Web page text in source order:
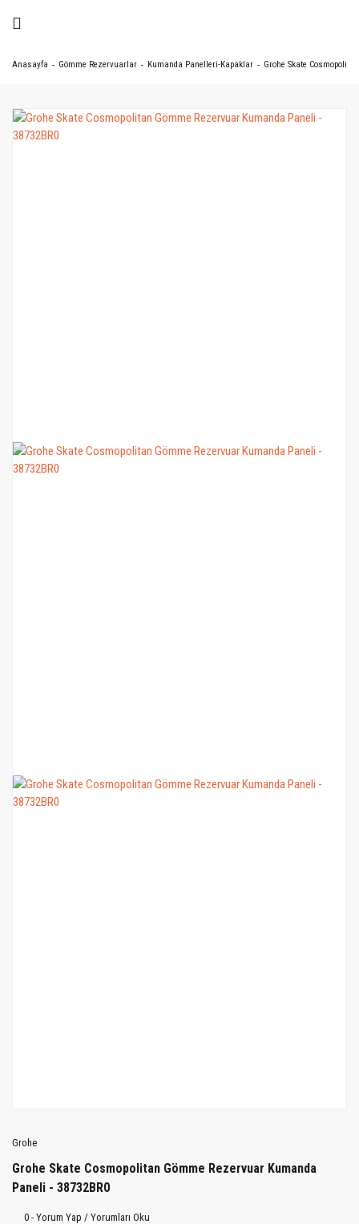
Anasayfa Gömme Rezervuarlar Kumanda Panelleri-Kapaklar Grohe Skate
Grohe
Grohe Skate Cosmopolitan Gömme Rezervuar Kumanda
Paneli - 38732BR0
0 - Yorum Yap / Yorumları Oku